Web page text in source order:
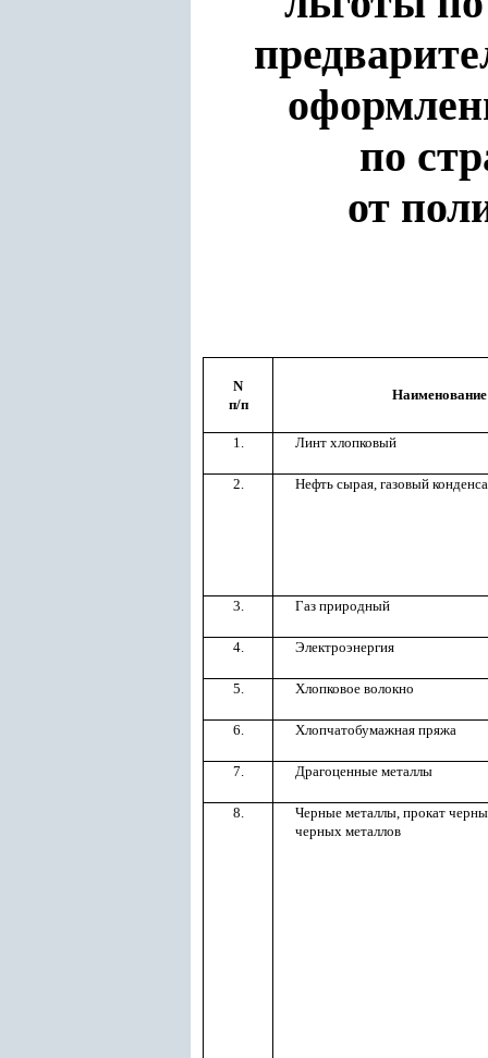
по
от
N
п/п
1. Линт хлопковый
2. Нефть сырая, газовый
3. Газ природный
4. Электроэнергия
5. Хлопковое волокно
6. Хлопчатобумажная пряжа
7. Драгоценные металлы
8.
Черные металлы, прокат
черных металлов